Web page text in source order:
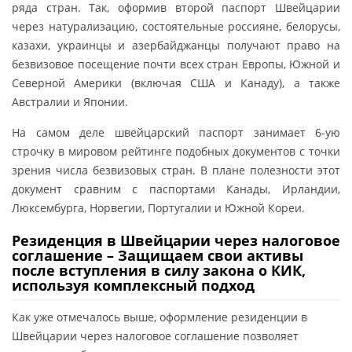
ряда стран. Так, оформив второй паспорт Швейцарии
через натурализацию, состоятельные россияне, белорусы,
казахи, украинцы и азербайджанцы получают право на
безвизовое посещение почти всех стран Европы, Южной и
Северной Америки (включая США и Канаду), а также
Австралии и Японии.
На самом деле швейцарский паспорт занимает 6-ую
строчку в мировом рейтинге подобных документов с точки
зрения числа безвизовых стран. В плане полезности этот
документ сравним с паспортами Канады, Ирландии,
Люксембурга, Норвегии, Португалии и Южной Кореи.
Резиденция в Швейцарии через налоговое
соглашение – Защищаем свои активы
после вступления в силу закона о КИК,
используя комплексный подход
Как уже отмечалось выше, оформление резиденции в
Швейцарии через налоговое соглашение позволяет